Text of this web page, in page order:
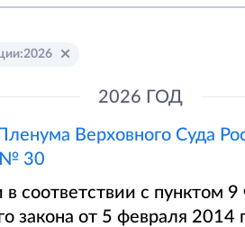
:2026
2026 ГОД
Верховного Суда
№ 30
соответствии с пунктом 9
закона от 5 февраля